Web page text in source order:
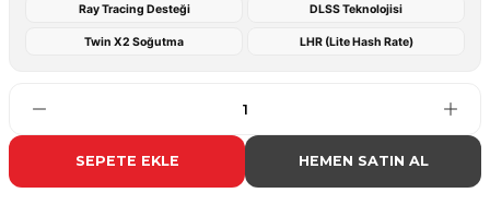
Ray Tracing Desteği DLSS Teknolojisi
Twin X2 Soğutma LHR (Lite Hash Rate)
SEPETE EKLE HEMEN SATIN AL